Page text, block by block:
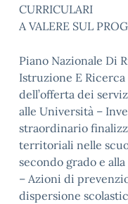
CURRICULARI
A VALERE SUL
Piano Nazionale Di
Istruzione E
dell’offerta dei
alle Università –
straordinario
territoriali nelle
secondo grado e
– Azioni di
dispersione